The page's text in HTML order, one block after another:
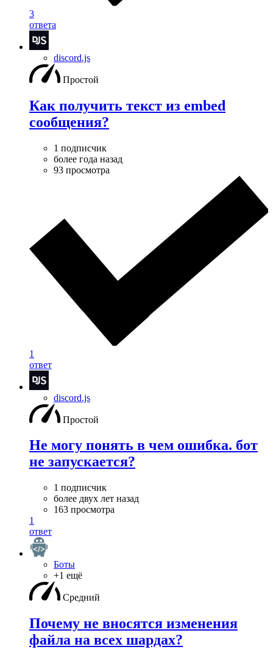
3
ответа
discord.js
Простой
Как получить текст из embed
сообщения?
1 подписчик
более года назад
93 просмотра
1
ответ
discord.js
Простой
Не могу понять в чем ошибка. бот
не запускается?
1 подписчик
более двух лет назад
163 просмотра
1
ответ
Боты
+1 ещё
Средний
Почему не вносятся изменения
файла на всех шардах?